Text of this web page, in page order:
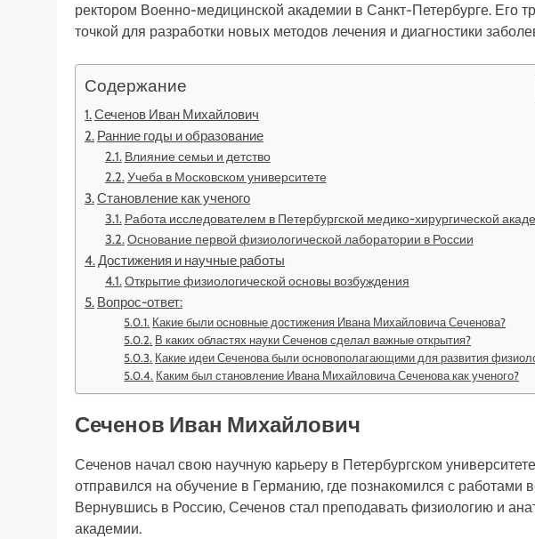
ректором Военно-медицинской академии в Санкт-Петербурге. Его
точкой для разработки новых методов лечения и диагностики
Содержание
Сеченов Иван Михайлович
Ранние годы и образование
Влияние семьи и детство
Учеба в Московском университете
Становление как ученого
Работа исследователем в Петербургской медико-хирургической
Основание первой физиологической лаборатории в России
Достижения и научные работы
Открытие физиологической основы возбуждения
Вопрос-ответ:
Какие были основные достижения Ивана Михайловича Сеченова?
В каких областях науки Сеченов сделал важные открытия?
Какие идеи Сеченова были основополагающими для развития
Каким был становление Ивана Михайловича Сеченова как ученого?
Сеченов Иван Михайлович
Сеченов начал свою научную карьеру в Петербургском
отправился на обучение в Германию, где познакомился с работами
Вернувшись в Россию, Сеченов стал преподавать физиологию и
академии.